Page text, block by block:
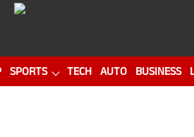
SPORTS TECH AUTO BUSINESS